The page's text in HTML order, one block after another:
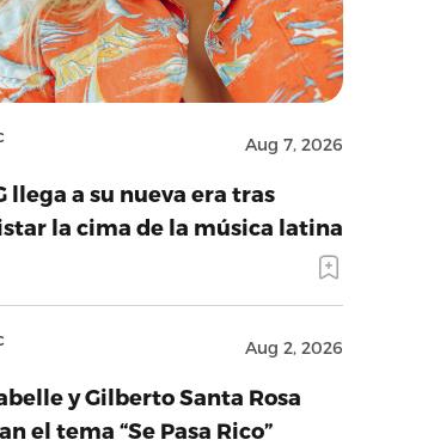
Aug 7, 2026
llega a su nueva era tras
la cima de la música latina
Aug 2, 2026
y Gilberto Santa Rosa
el tema “Se Pasa Rico”